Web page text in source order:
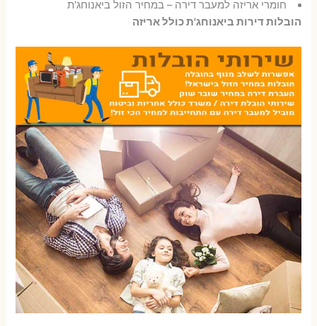
חומרי אריזה למעבר דירה – במחיר הזול ביאנוחג'ת
הובלות דירות ביאנוחג'ת כולל אריזה